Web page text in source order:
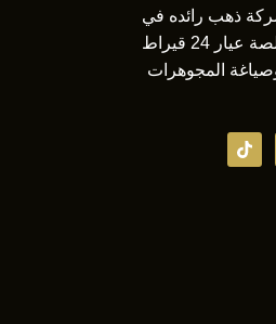
ذهب رائده في
صناعة سبائك الذهب الخالصة عيار 24 قيراط
وصياغة المجوهرات